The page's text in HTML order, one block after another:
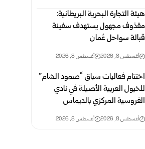
هيئة التجارة البحرية البريطانية:
مقذوف مجهول يستهدف سفينة
قبالة سواحل عُمان
أغسطس 8, 2026 أغسطس 8, 2026
اختتام فعاليات سباق “صمود الشام”
للخيول العربية الأصيلة في نادي
الفروسية المركزي بالديماس
أغسطس 8, 2026 أغسطس 8, 2026